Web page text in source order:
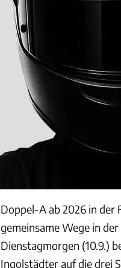
Doppel-A ab 2026 in der
gemeinsame Wege in
Dienstagmorgen (10.9.)
Ingolstädter auf die drei